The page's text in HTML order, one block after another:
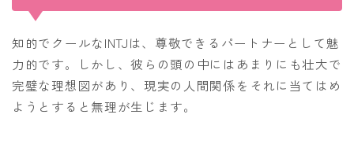
知的でクールなINTJは、尊敬できるパートナーとして魅
力的です。しかし、彼らの頭の中にはあまりにも壮大で
完璧な理想図があり、現実の人間関係をそれに当てはめ
ようとすると無理が生じます。